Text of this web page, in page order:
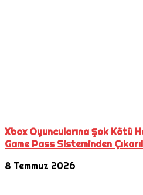
Xbox Oyuncularına Şok Kötü
Game Pass Sisteminden
8 Temmuz 2026